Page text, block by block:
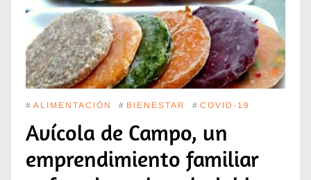
# ALIMENTACIÓN # BIENESTAR # COVID-19
Avícola de Campo, un
emprendimiento familiar